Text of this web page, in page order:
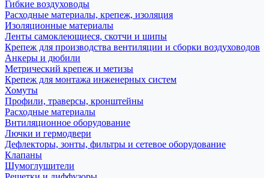
Гибкие воздуховоды
Расходные материалы, крепеж, изоляция
Изоляционные материалы
Ленты самоклеющиеся, скотчи и шипы
Крепеж для производства вентиляции и сборки воздуховодов
Анкеры и дюбили
Метрический крепеж и метизы
Крепеж для монтажа инженерных систем
Хомуты
Профили, траверсы, кронштейны
Расходные материалы
Внтиляционное оборудование
Лючки и гермодвери
Дефлекторы, зонты, фильтры и сетевое оборудование
Клапаны
Шумоглушители